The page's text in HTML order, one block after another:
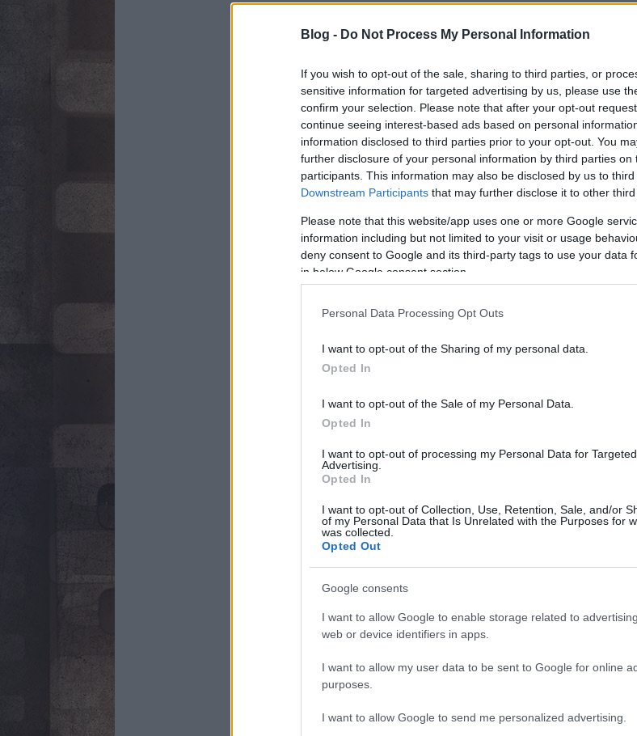
Blog - Do Not Process My Personal Information
If you wish to opt-out of the sale, sharing to third parties, or
sensitive information for targeted advertising by us, please use
confirm your selection. Please note that after your opt-out
continue seeing interest-based ads based on personal
information disclosed to third parties prior to your opt-out. You
further disclosure of your personal information by third parties on
participants. This information may also be disclosed by us to
Downstream Participants that may further disclose it to other third
Please note that this website/app uses one or more Google
information including but not limited to your visit or usage
deny consent to Google and its third-party tags to use your data
in below Google consent section.
Personal Data Processing Opt Outs
I want to opt-out of the Sharing of my personal data.
Opted In
I want to opt-out of the Sale of my Personal Data.
Opted In
I want to opt-out of processing my Personal Data for Targeted
Advertising.
Opted In
I want to opt-out of Collection, Use, Retention, Sale, and/or
of my Personal Data that Is Unrelated with the Purposes for
was collected.
Opted Out
Google consents
I want to allow Google to enable storage related to
web or device identifiers in apps.
I want to allow my user data to be sent to Google for online
purposes.
I want to allow Google to send me personalized advertising.